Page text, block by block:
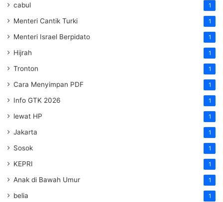
cabul 1
Menteri Cantik Turki 1
Menteri Israel Berpidato 1
Hijrah 1
Tronton 1
Cara Menyimpan PDF 1
Info GTK 2026 1
lewat HP 1
Jakarta 1
Sosok 1
KEPRI 1
Anak di Bawah Umur 1
belia 1